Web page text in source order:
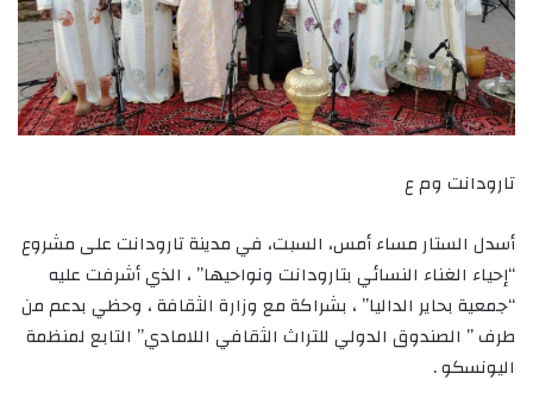
تارودانت وم ع
أسدل الستار مساء أمس، السبت، في مدينة تارودانت على مشروع
“إحياء الغناء النسائي بتارودانت ونواحيها” ، الذي أشرفت عليه
“جمعية بحاير الداليا” ، بشراكة مع وزارة الثقافة ، وحظي بدعم من
طرف ” الصندوق الدولي للتراث الثقافي اللامادي” التابع لمنظمة
اليونسكو .